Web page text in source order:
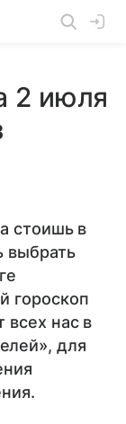
2 июля
стоишь в
выбрать
гороскоп
всех нас в
для